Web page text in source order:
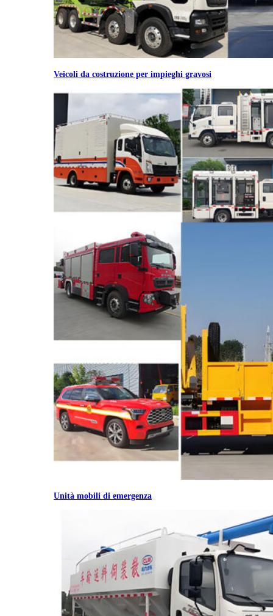
Veicoli da costruzione per impieghi gravosi
Unità mobili di emergenza